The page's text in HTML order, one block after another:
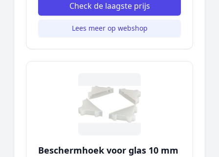
Check de laagste prijs
Lees meer op webshop
Beschermhoek voor glas 10 mm